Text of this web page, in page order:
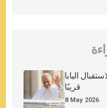
البابا
قريبًا
8 May 2026